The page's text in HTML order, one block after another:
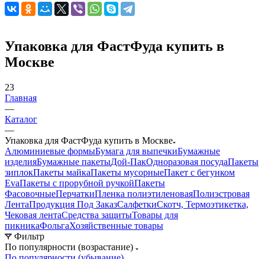
Упаковка для ФастФуда купить в
Москве
23
Главная
—
Каталог
—
Упаковка для ФастФуда купить в Москве
Алюминиевые формыБумага для выпечкиБумажные
изделияБумажные пакетыДой-ПакОдноразовая посудаПакеты
зиплокПакеты майкаПакеты мусорныеПакет с бегунком
EvaПакеты с прорубной ручкойПакеты
ФасовочныеПерчаткиПленка полиэтиленоваяПолиэстровая
ЛентаПродукция Под ЗаказСалфеткиСкотч, Термоэтикетка,
Чековая лентаСредства защитыТовары для
пикникаФольгаХозяйственные товары
Фильтр
По популярности (возрастание)